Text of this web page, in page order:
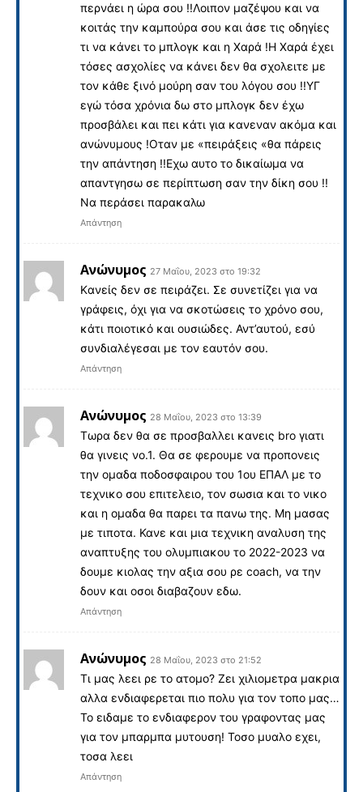
περνάει η ώρα σου !!Λοιπον μαζέψου και να
κοιτάς την καμπούρα σου και άσε τις οδηγίες
τι να κάνει το μπλογκ και η Χαρά !Η Χαρά έχει
τόσες ασχολίες να κάνει δεν θα σχολειτε με
τον κάθε ξινό μούρη σαν του λόγου σου !!ΥΓ
εγώ τόσα χρόνια δω στο μπλογκ δεν έχω
προσβάλει και πει κάτι για κανεναν ακόμα και
ανώνυμους !Οταν με «πειράξεις «θα πάρεις
την απάντηση !!Εχω αυτο το δικαίωμα να
απαντγησω σε περίπτωση σαν την δίκη σου !!
Να περάσει παρακαλω
Απάντηση
Ανώνυμος 27 Μαΐου, 2023 στο 19:32
Kανείς δεν σε πειράζει. Σε συνετίζει για να
γράφεις, όχι για να σκοτώσεις το χρόνο σου,
κάτι ποιοτικό και ουσιώδες. Αντ’αυτού, εσύ
συνδιαλέγεσαι με τον εαυτόν σου.
Απάντηση
Ανώνυμος 28 Μαΐου, 2023 στο 13:39
Τωρα δεν θα σε προσβαλλει κανεις bro γιατι
θα γινεις νο.1. Θα σε φερουμε να προπονεις
την ομαδα ποδοσφαιρου του 1ου ΕΠΑΛ με το
τεχνικο σου επιτελειο, τον σωσια και το νικο
και η ομαδα θα παρει τα πανω της. Μη μασας
με τιποτα. Κανε και μια τεχνικη αναλυση της
αναπτυξης του ολυμπιακου το 2022-2023 να
δουμε κιολας την αξια σου ρε coach, να την
δουν και οσοι διαβαζουν εδω.
Απάντηση
Ανώνυμος 28 Μαΐου, 2023 στο 21:52
Tι μας λεει ρε το ατομο? Ζει χιλιομετρα μακρια
αλλα ενδιαφερεται πιο πολυ για τον τοπο μας…
Το ειδαμε το ενδιαφερον του γραφοντας μας
για τον μπαρμπα μυτουση! Τοσο μυαλο εχει,
τοσα λεει
Απάντηση